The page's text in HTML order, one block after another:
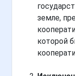
земле,
которой